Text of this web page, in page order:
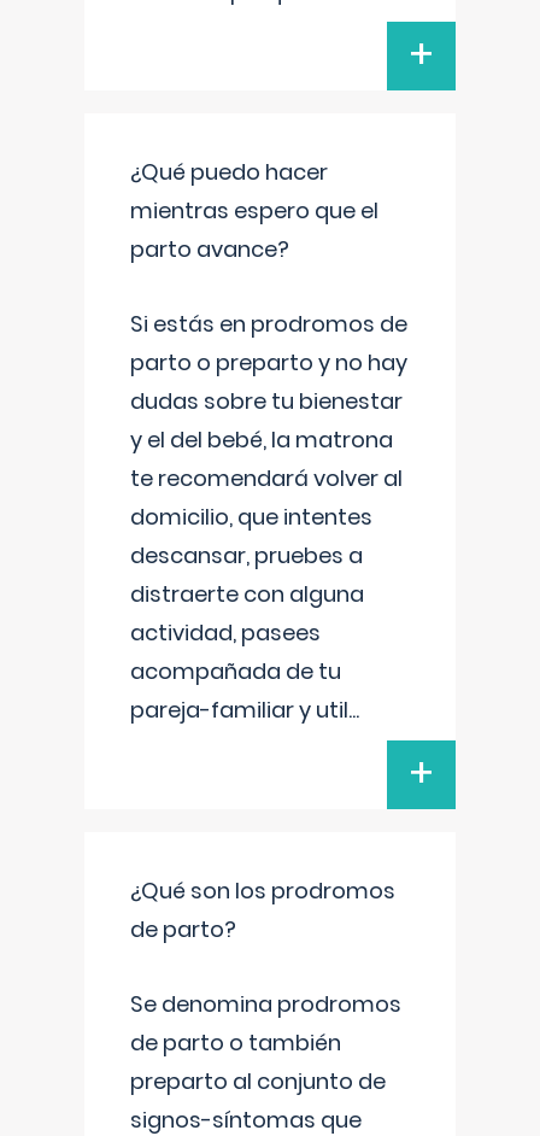
+
¿Qué puedo hacer
mientras espero que el
parto avance?
Si estás en prodromos de
parto o preparto y no hay
dudas sobre tu bienestar
y el del bebé, la matrona
te recomendará volver al
domicilio, que intentes
descansar, pruebes a
distraerte con alguna
actividad, pasees
acompañada de tu
pareja-familiar y util...
+
¿Qué son los prodromos
de parto?
Se denomina prodromos
de parto o también
preparto al conjunto de
signos-síntomas que